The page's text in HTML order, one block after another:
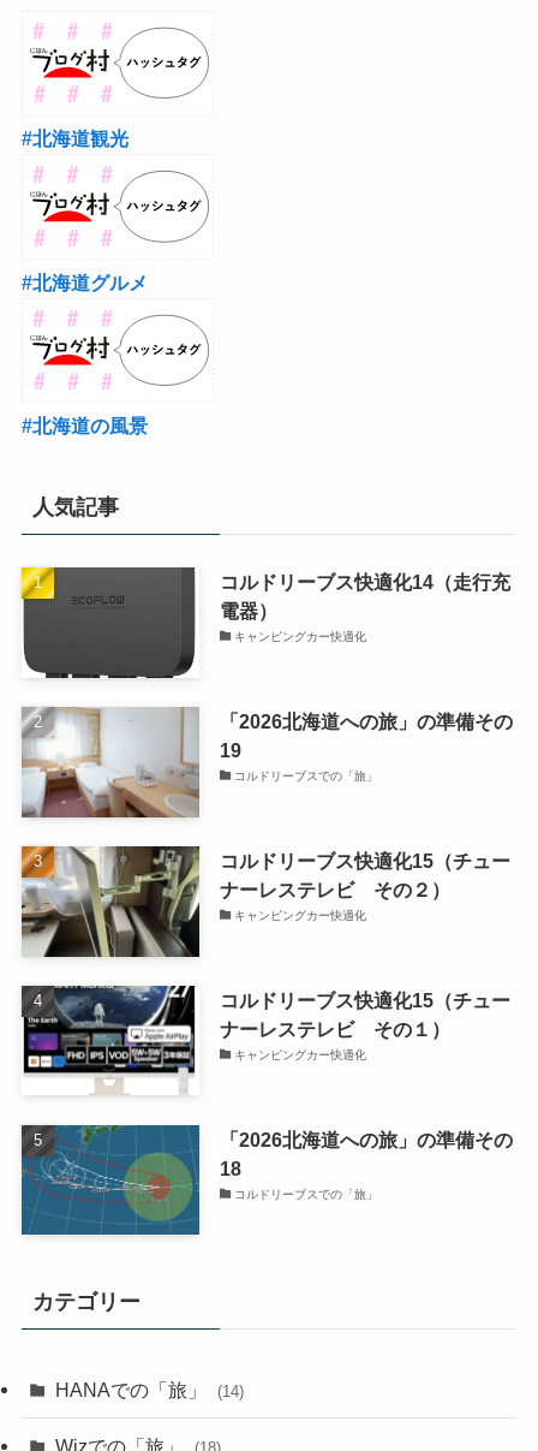
#北海道観光
#北海道グルメ
#北海道の風景
人気記事
コルドリーブス快適化14（走行充
電器）
キャンピングカー快適化
「2026北海道への旅」の準備その
19
コルドリーブスでの「旅」
コルドリーブス快適化15（チュー
ナーレステレビ その２）
キャンピングカー快適化
コルドリーブス快適化15（チュー
ナーレステレビ その１）
キャンピングカー快適化
「2026北海道への旅」の準備その
18
コルドリーブスでの「旅」
カテゴリー
HANAでの「旅」 (14)
Wizでの「旅」